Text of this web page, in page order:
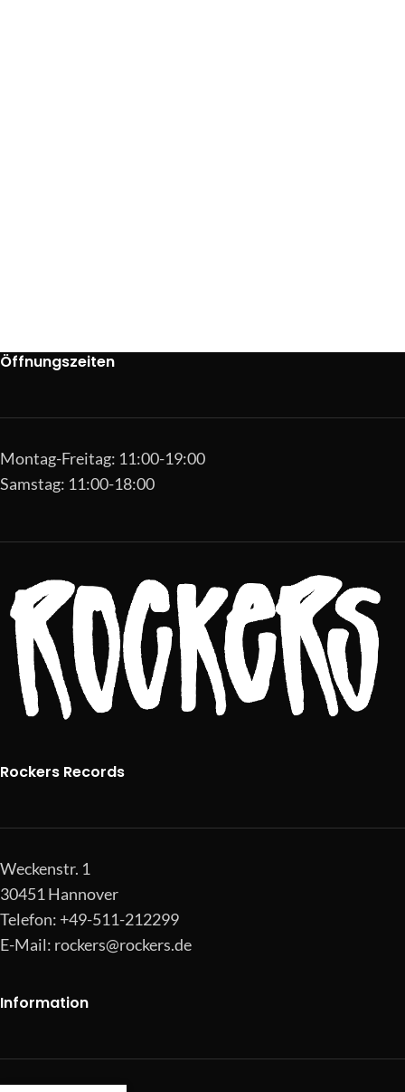
Öffnungszeiten
Montag-Freitag: 11:00-19:00
Samstag: 11:00-18:00
Rockers Records
Weckenstr. 1
30451 Hannover
Telefon: +49-511-212299
E-Mail: rockers@rockers.de
Information